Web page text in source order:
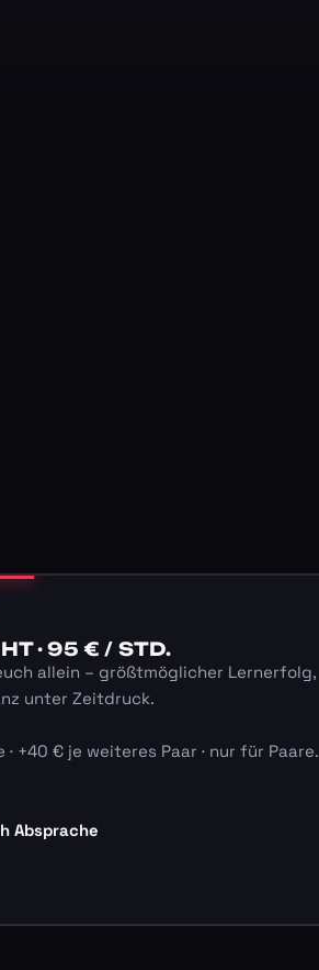
· 95 € / STD.
allein – größtmöglicher Lernerfolg,
unter Zeitdruck.
+40 € je weiteres Paar · nur für Paare.
Absprache